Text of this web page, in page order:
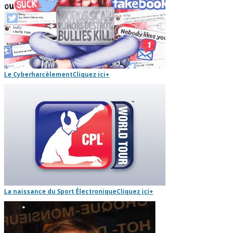
Le CyberharcèlementCliquez ici+
La naissance du Sport ÉlectroniqueCliquez ici+